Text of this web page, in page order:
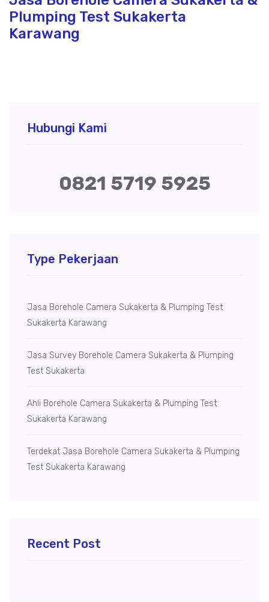
Plumping Test Sukakerta
Karawang
Hubungi Kami
0821 5719 5925
Type Pekerjaan
Jasa Borehole Camera Sukakerta & Plumping Test
Sukakerta Karawang
Jasa Survey Borehole Camera Sukakerta & Plumping
Test Sukakerta
Ahli Borehole Camera Sukakerta & Plumping Test
Sukakerta Karawang
Terdekat Jasa Borehole Camera Sukakerta & Plumping
Test Sukakerta Karawang
Recent Post